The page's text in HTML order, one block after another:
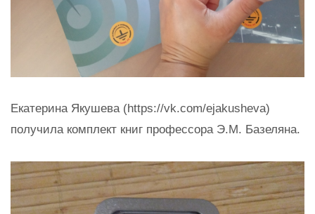
Екатерина Якушева (https://vk.com/ejakusheva)
получила комплект книг профессора Э.М. Базеляна.